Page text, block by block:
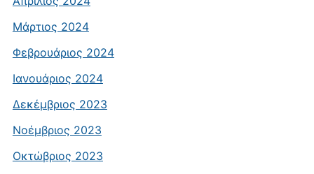
Μάρτιος 2024
Φεβρουάριος 2024
Ιανουάριος 2024
Δεκέμβριος 2023
Νοέμβριος 2023
Οκτώβριος 2023